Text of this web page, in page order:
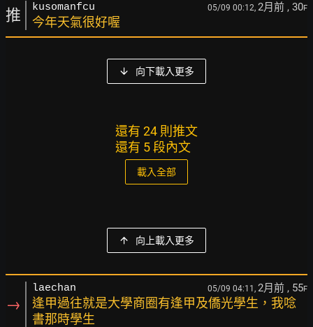
推 kusomanfcu 05/09 00:12, 2月前 , 30F
今年天氣很好喔
向下載入更多
還有 24 則推文
還有 5 段內文
載入全部
向上載入更多
→
laechan 05/09 04:11, 2月前 , 55F
逢甲過往就是大學商圈有逢甲及僑光學生，我唸
書那時學生